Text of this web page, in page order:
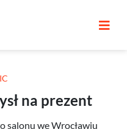
na prezent
salonu we Wrocławiu